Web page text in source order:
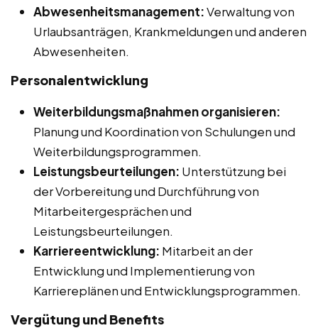
Abwesenheitsmanagement:Verwaltung von
Urlaubsanträgen, Krankmeldungen und anderen
Abwesenheiten.
Personalentwicklung
Weiterbildungsmaßnahmen organisieren:
Planung und Koordination von Schulungen und
Weiterbildungsprogrammen.
Leistungsbeurteilungen: Unterstützung bei
der Vorbereitung und Durchführung von
Mitarbeitergesprächen und
Leistungsbeurteilungen.
Karriereentwicklung: Mitarbeit an der
Entwicklung und Implementierung von
Karriereplänen und Entwicklungsprogrammen.
Vergütung und Benefits